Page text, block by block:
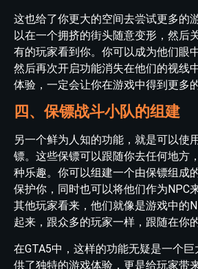
这也给了你更大的空间去尝试更多的
以在一个拥挤的街头随意变形，然后
有的玩家看到你。你可以成为他们眼
然后再次开启功能消失在他们的视线
体验，一定会让你在游戏中得到更多的
四、保镖战斗小队的组建
另一个鲜为人知的功能，就是可以使
镖。这些保镖可以跟随你去任何地方
种乐趣。你可以组建一个由保镖组成
保护你，同时也可以将他们作为NPC
其他玩家看来，他们就像是游戏中的
起来，跟众多的玩家一样，跟随在你
在GTA5中，这样的功能无疑是一个
供了独特的游戏体验，更是给玩家带